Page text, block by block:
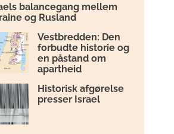
balancegang mellem
og Rusland
Vestbredden: Den
forbudte historie og
en påstand om
apartheid
Historisk afgørelse
presser Israel